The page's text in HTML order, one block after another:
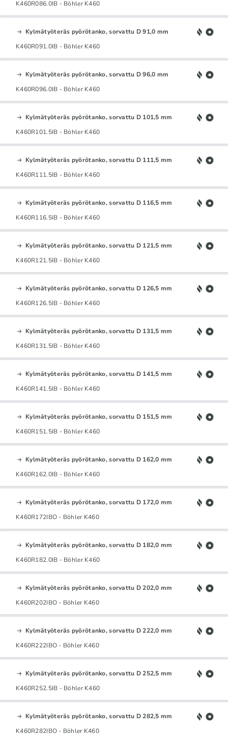
K460R086.0IB - Böhler K460
Kylmätyöteräs pyörötanko, sorvattu D 91,0 mm
K460R091.0IB - Böhler K460
Kylmätyöteräs pyörötanko, sorvattu D 96,0 mm
K460R096.0IB - Böhler K460
Kylmätyöteräs pyörötanko, sorvattu D 101,5 mm
K460R101.5IB - Böhler K460
Kylmätyöteräs pyörötanko, sorvattu D 111,5 mm
K460R111.5IB - Böhler K460
Kylmätyöteräs pyörötanko, sorvattu D 116,5 mm
K460R116.5IB - Böhler K460
Kylmätyöteräs pyörötanko, sorvattu D 121,5 mm
K460R121.5IB - Böhler K460
Kylmätyöteräs pyörötanko, sorvattu D 126,5 mm
K460R126.5IB - Böhler K460
Kylmätyöteräs pyörötanko, sorvattu D 131,5 mm
K460R131.5IB - Böhler K460
Kylmätyöteräs pyörötanko, sorvattu D 141,5 mm
K460R141.5IB - Böhler K460
Kylmätyöteräs pyörötanko, sorvattu D 151,5 mm
K460R151.5IB - Böhler K460
Kylmätyöteräs pyörötanko, sorvattu D 162,0 mm
K460R162.0IB - Böhler K460
Kylmätyöteräs pyörötanko, sorvattu D 172,0 mm
K460R172IBO - Böhler K460
Kylmätyöteräs pyörötanko, sorvattu D 182,0 mm
K460R182.0IB - Böhler K460
Kylmätyöteräs pyörötanko, sorvattu D 202,0 mm
K460R202IBO - Böhler K460
Kylmätyöteräs pyörötanko, sorvattu D 222,0 mm
K460R222IBO - Böhler K460
Kylmätyöteräs pyörötanko, sorvattu D 252,5 mm
K460R252.5IB - Böhler K460
Kylmätyöteräs pyörötanko, sorvattu D 282,5 mm
K460R282IBO - Böhler K460